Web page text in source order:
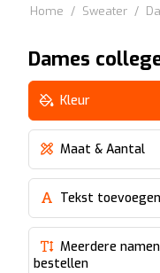
Home / Sweater /
Dames
Kleur
Maat & Aantal
Tekst toevoegen
Meerdere namen
bestellen